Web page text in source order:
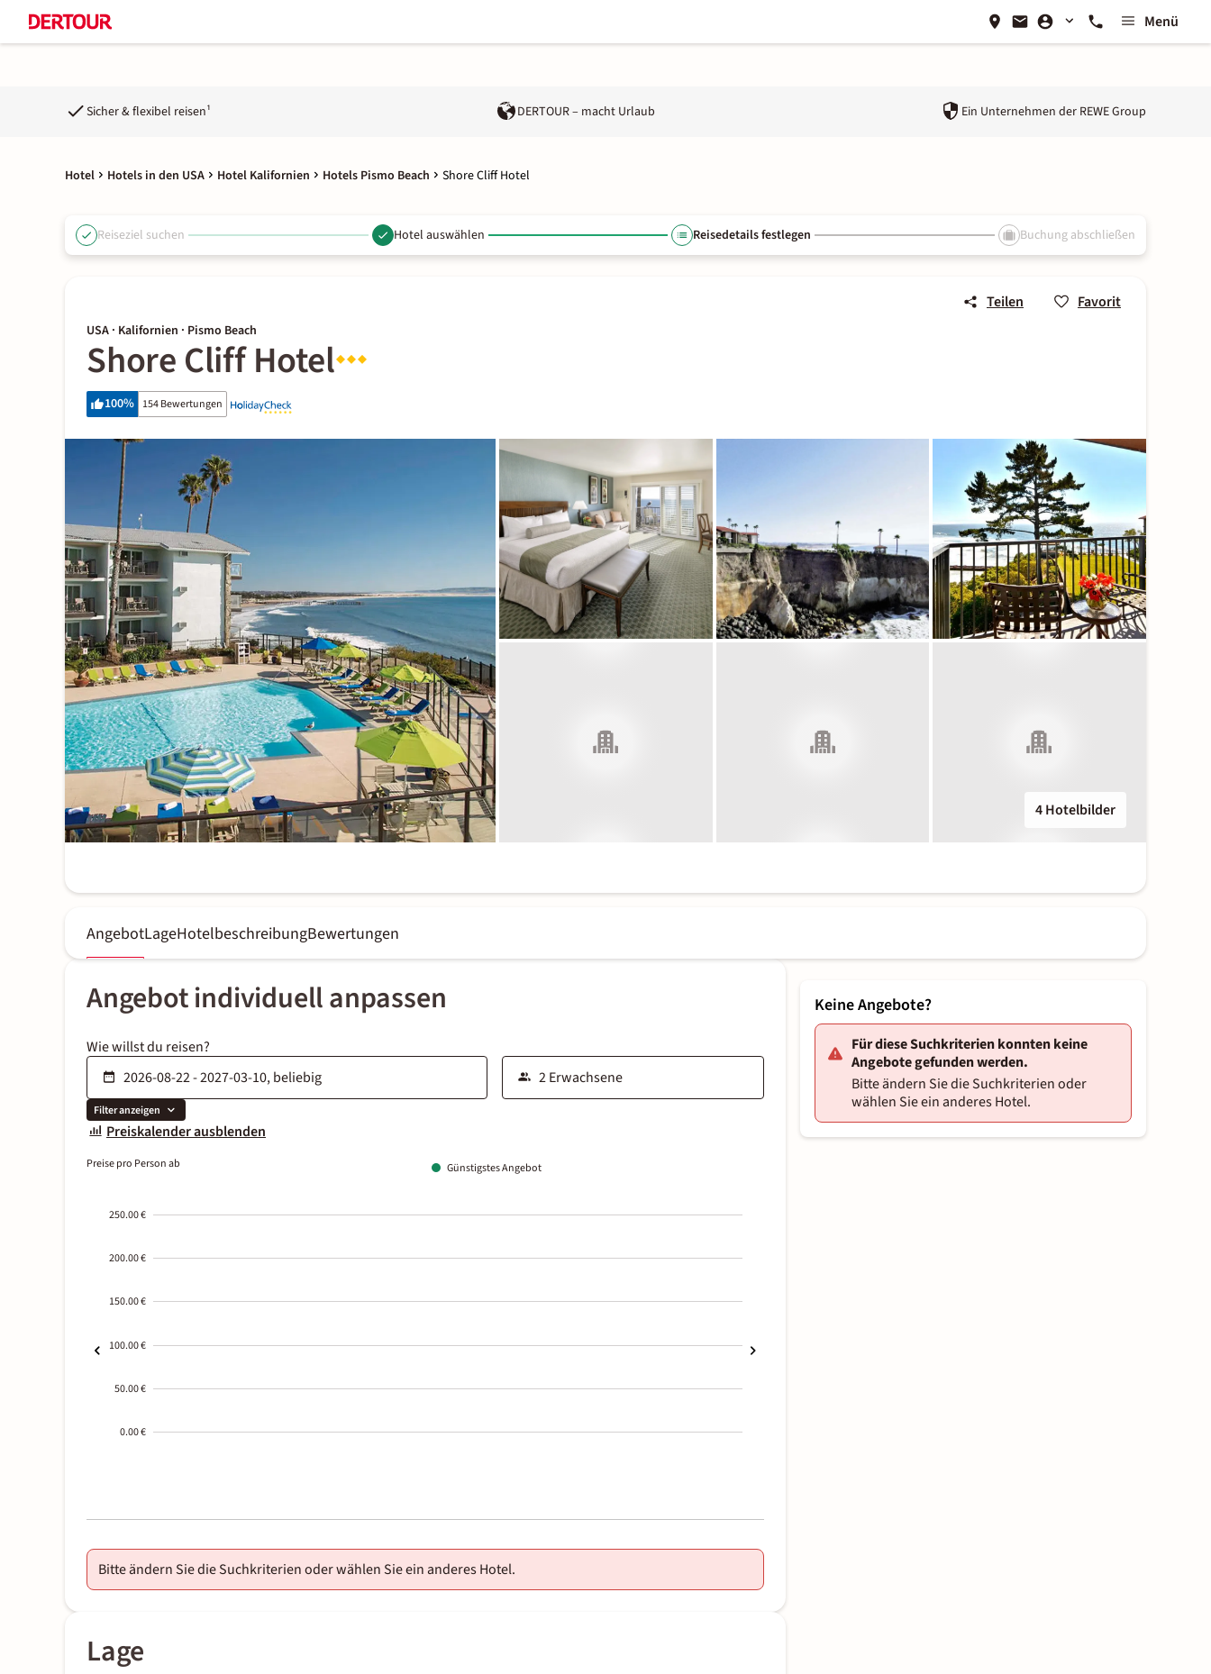
Menü
Sicher & flexibel reisen¹ DERTOUR – macht Urlaub Ein Unternehmen der REWE Group
Hotel Hotels in den USA Hotel Kalifornien Hotels Pismo Beach Shore Cliff Hotel
Reiseziel suchen Hotel auswählen Reisedetails festlegen Buchung abschließen
Teilen Favorit
USA · Kalifornien · Pismo Beach
Shore Cliff Hotel
100% 154 Bewertungen
4 Hotelbilder
AngebotLageHotelbeschreibungBewertungen
Angebot individuell anpassen
Wie willst du reisen?
Filter anzeigen
Preiskalender ausblenden
Preise pro Person ab Günstigstes Angebot
250.00 €
200.00 €
150.00 €
100.00 €
50.00 €
0.00 €
01-02
Bitte ändern Sie die Suchkriterien oder wählen Sie ein anderes Hotel.
Lage
Keine Angebote?
Für diese Suchkriterien konnten keine
Angebote gefunden werden.
Bitte ändern Sie die Suchkriterien oder
wählen Sie ein anderes Hotel.